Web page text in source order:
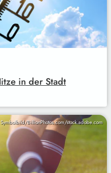
in der Stadt
Symbolbild/BillionPhotos.com/stock.adobe.com